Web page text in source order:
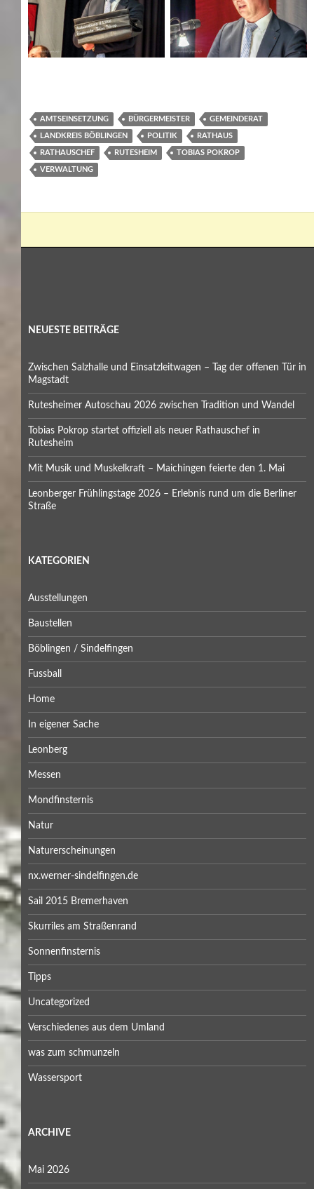
AMTSEINSETZUNG BÜRGERMEISTER GEMEINDERAT
LANDKREIS BÖBLINGEN POLITIK RATHAUS
RATHAUSCHEF RUTESHEIM TOBIAS POKROP
VERWALTUNG
NEUESTE BEITRÄGE
Zwischen Salzhalle und Einsatzleitwagen – Tag der offenen Tür in
Magstadt
Rutesheimer Autoschau 2026 zwischen Tradition und Wandel
Tobias Pokrop startet offiziell als neuer Rathauschef in
Rutesheim
Mit Musik und Muskelkraft – Maichingen feierte den 1. Mai
Leonberger Frühlingstage 2026 – Erlebnis rund um die Berliner
Straße
KATEGORIEN
Ausstellungen
Baustellen
Böblingen / Sindelfingen
Fussball
Home
In eigener Sache
Leonberg
Messen
Mondfinsternis
Natur
Naturerscheinungen
nx.werner-sindelfingen.de
Sail 2015 Bremerhaven
Skurriles am Straßenrand
Sonnenfinsternis
Tipps
Uncategorized
Verschiedenes aus dem Umland
was zum schmunzeln
Wassersport
ARCHIVE
Mai 2026